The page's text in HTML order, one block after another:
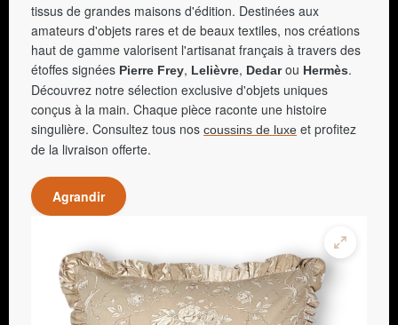
tissus de grandes maisons d'édition. Destinées aux
amateurs d'objets rares et de beaux textiles, nos créations
haut de gamme valorisent l'artisanat français à travers des
étoffes signées Pierre Frey, Lelièvre, Dedarou Hermès.
Découvrez notre sélection exclusive d'objets uniques
conçus à la main. Chaque pièce raconte une histoire
singulière. Consultez tous nos coussins de luxe et profitez
de la livraison offerte.
Agrandir